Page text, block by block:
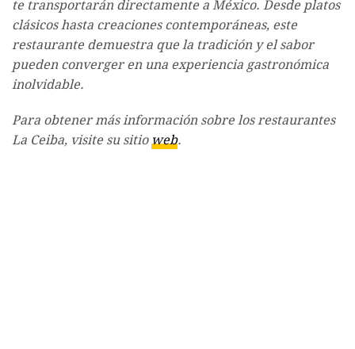
te transportarán directamente a México. Desde platos
clásicos hasta creaciones contemporáneas, este
restaurante demuestra que la tradición y el sabor
pueden converger en una experiencia gastronómica
inolvidable.
Para obtener más información sobre los restaurantes
La Ceiba, visite su sitioweb.